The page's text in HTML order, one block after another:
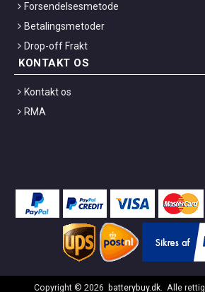
Forsendelsesmetode
Betalingsmetoder
Drop-off Frakt
KONTAKT OS
Kontakt os
RMA
Copyright © 2026 batterybuy.dk. Alle